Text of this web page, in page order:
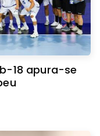
18 apura-se